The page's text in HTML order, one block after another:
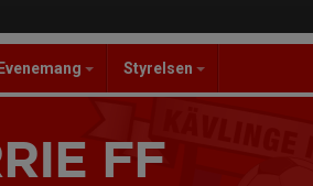
Evenemang Styrelsen
FF